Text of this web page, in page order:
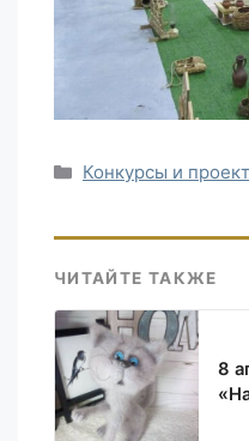
Рубрики
Конкурсы и
ЧИТАЙТЕ ТАКЖЕ
8